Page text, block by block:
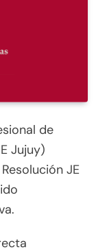
de
Jujuy)
JE